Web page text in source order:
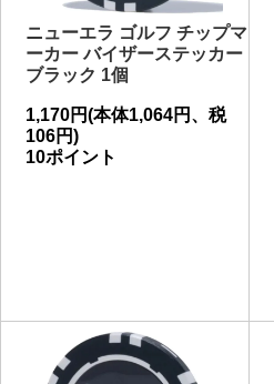
ニューエラ ゴルフ チップマ
ーカー バイザーステッカー
ブラック 1個
1,170円(本体1,064円、税
106円)
10ポイント